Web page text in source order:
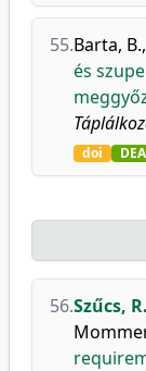
55.Barta, B.,
és
doi DEA
56.Szűcs,